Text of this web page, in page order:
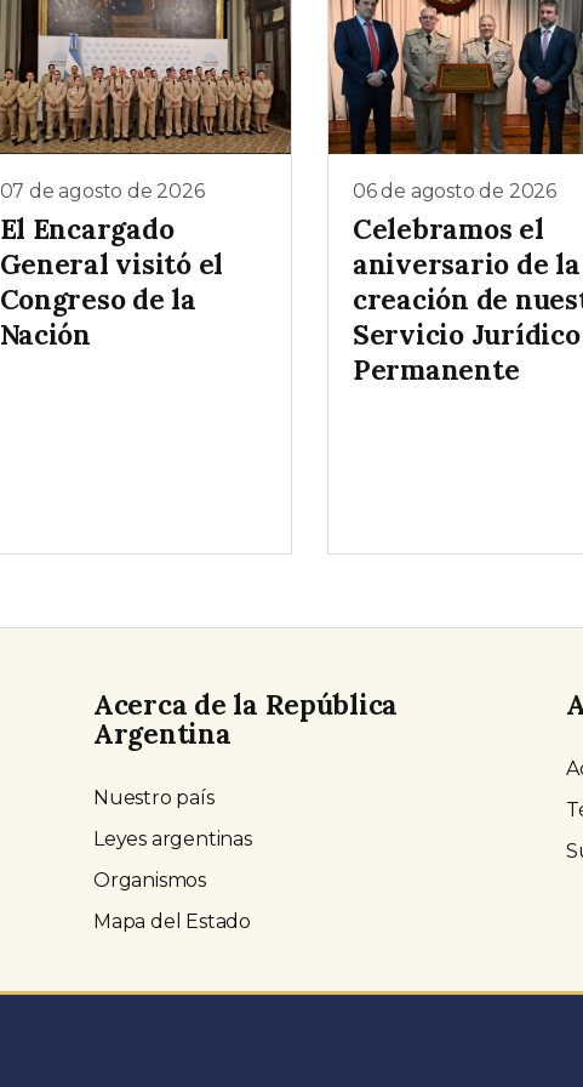
07 de agosto de 2026
El Encargado
General visitó el
Congreso de la
Nación
06 de agosto de 2026
Celebramos el
aniversario de la
creación de
Servicio Jurídico
Permanente
Acerca de la República
Argentina
Nuestro país
Leyes argentinas
Organismos
Mapa del Estado